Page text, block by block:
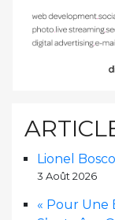
Lionel
3 Août 2026
« Pour Une